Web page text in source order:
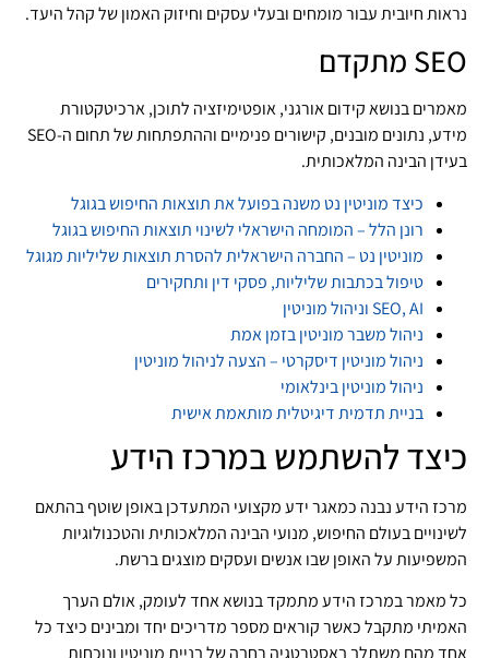
נראות חיובית עבור מומחים ובעלי עסקים וחיזוק האמון של קהל היעד.
SEO מתקדם
מאמרים בנושא קידום אורגני, אופטימיזציה לתוכן, ארכיטקטורת
מידע, נתונים מובנים, קישורים פנימיים וההתפתחות של תחום ה-SEO
בעידן הבינה המלאכותית.
כיצד מוניטין נט משנה בפועל את תוצאות החיפוש בגוגל
רונן הלל – המומחה הישראלי לשינוי תוצאות החיפוש בגוגל
מוניטין נט – החברה הישראלית להסרת תוצאות שליליות מגוגל
טיפול בכתבות שליליות, פסקי דין ותחקירים
SEO, AI וניהול מוניטין
ניהול משבר מוניטין בזמן אמת
ניהול מוניטין דיסקרטי – הצעה לניהול מוניטין
ניהול מוניטין בינלאומי
בניית תדמית דיגיטלית מותאמת אישית
כיצד להשתמש במרכז הידע
מרכז הידע נבנה כמאגר ידע מקצועי המתעדכן באופן שוטף בהתאם
לשינויים בעולם החיפוש, מנועי הבינה המלאכותית והטכנולוגיות
המשפיעות על האופן שבו אנשים ועסקים מוצגים ברשת.
כל מאמר במרכז הידע מתמקד בנושא אחד לעומק, אולם הערך
האמיתי מתקבל כאשר קוראים מספר מדריכים יחד ומבינים כיצד כל
אחד מהם משתלב באסטרטגיה רחבה של בניית מוניטין ונוכחות